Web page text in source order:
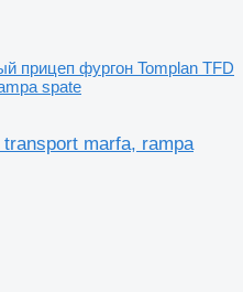
прицеп фургон Tomplan TFD
spate
marfa, rampa